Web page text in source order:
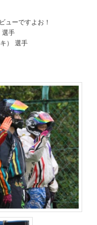
ューですよお！
手
） 選手